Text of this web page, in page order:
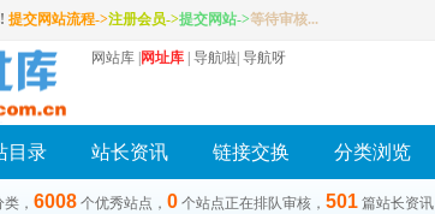
提交网站流程->注册会员->提交网站->等待审核...
网站库 网址库 导航啦 导航呀
目录 站长资讯 链接交换 分类浏览
， 6008 个优秀站点， 0 个站点正在排队审核， 501 篇站长资讯